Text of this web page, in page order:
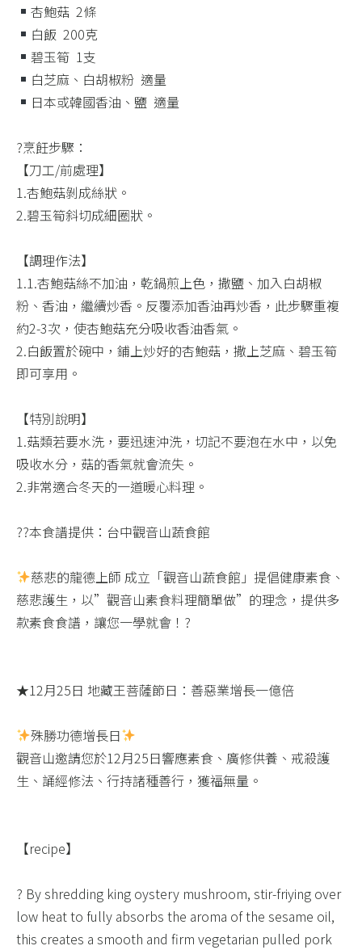
杏鮑菇 ​ 2條 ​
白飯 ​ 200克 ​
碧玉筍 ​ 1支 ​
白芝麻、白胡椒粉 ​ 適量​
日本或韓國香油、鹽 ​ 適量​
?烹飪步驟：​
【刀工/前處理】​
1.杏鮑菇剝成絲狀。​
2.碧玉筍斜切成細圈狀。​
【調理作法】​
1.1.杏鮑菇絲不加油，乾鍋煎上色，撒鹽、加入白胡椒
粉、香油，繼續炒香。反覆添加香油再炒香，此步驟重複
約2-3次，使杏鮑菇充分吸收香油香氣。​
2.白飯置於碗中，鋪上炒好的杏鮑菇，撒上芝麻、碧玉筍
即可享用。​
【特別說明】​
1.菇類若要水洗，要迅速沖洗，切記不要泡在水中，以免
吸收水分，菇的香氣就會流失。​
2.非常適合冬天的一道暖心料理。​
??本食譜提供：台中觀音山蔬食館​
慈悲的龍德上師 成立「觀音山蔬食館」提倡健康素食、
慈悲護生，以”觀音山素食料理簡單做”的理念，提供多
款素食食譜，讓您一學就會！?
★12月25日 地藏王菩薩節日：善惡業增長一億倍​
殊勝功德增長日
觀音山邀請您於12月25日響應素食、廣修供養、戒殺護
生、誦經修法、行持諸種善行，獲福無量。​
【recipe】​
? By shredding king oystery mushroom, stir-friying over
low heat to fully absorbs the aroma of the sesame oil,
this creates a smooth and firm vegetarian pulled pork